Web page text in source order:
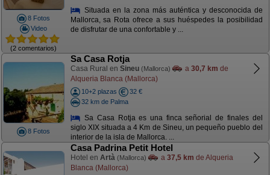
8 Fotos
Video
(2 comentarios)
Situada en la zona más auténtica y desconocida de
Mallorca, sa Rota ofrece a sus huéspedes la posibilidad
de disfrutar de una confortable y ...
8 Fotos
Sa Casa Rotja
Casa Rural en Sineu (Mallorca) a 30,7 km de
Alqueria Blanca (Mallorca)
10+2 plazas
32 €
32 km de Palma
Sa Casa Rotja es una finca señorial de finales del
siglo XIX situada a 4 Km de Sineu, un pequeño pueblo del
interior de la isla de Mallorca. ...
Casa Padrina Petit Hotel
Hotel en Artà (Mallorca) a 37,5 km de Alqueria
Blanca (Mallorca)